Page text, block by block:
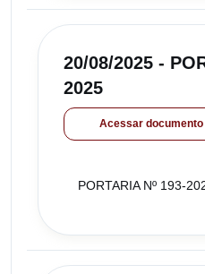
20/08/2025 -
2025
Acessar documento
PORTARIA Nº 193-